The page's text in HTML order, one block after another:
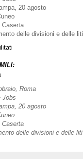
20 agosto
Caserta
delle divisioni e delle liti
luglio,
Roma
Jobs
20 agosto
Caserta
delle divisioni e delle liti